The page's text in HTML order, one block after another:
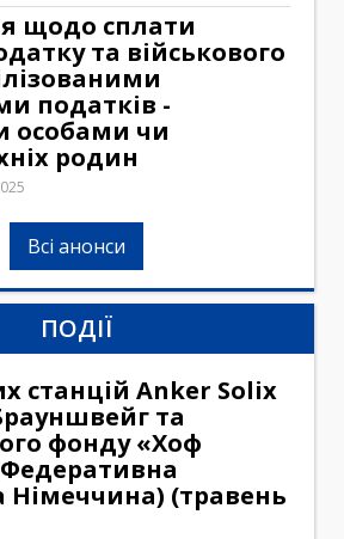
щодо сплати
та військового
податків -
особами чи
родин
Всі анонси
ПОДІЇ
станцій Anker Solix
та
фонду «Хоф
Німеччина) (травень